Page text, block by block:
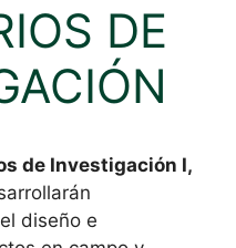
DE
de Investigación I,
diseño e